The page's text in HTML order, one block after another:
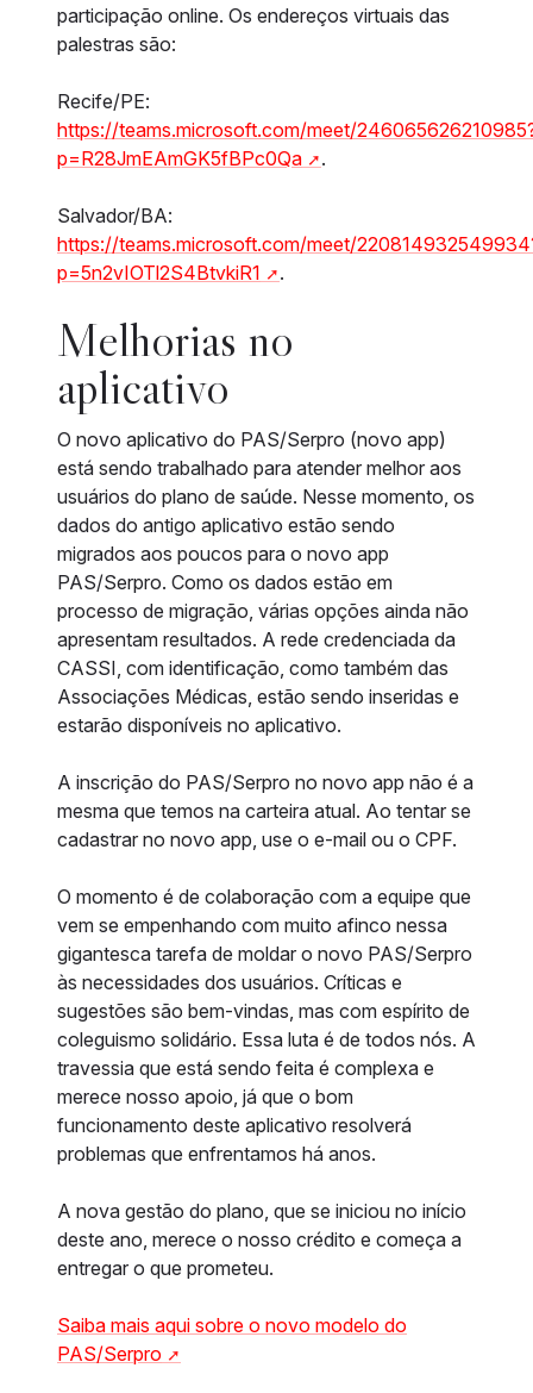
participação online. Os endereços virtuais das
palestras são:
Recife/PE:
https://teams.microsoft.com/meet/
p=R28JmEAmGK5fBPc0Qa
.
Salvador/BA:
https://teams.microsoft.com/meet/
p=5n2vIOTl2S4BtvkiR1
.
Melhorias no
aplicativo
O novo aplicativo do PAS/Serpro (novo app)
está sendo trabalhado para atender melhor aos
usuários do plano de saúde. Nesse momento, os
dados do antigo aplicativo estão sendo
migrados aos poucos para o novo app
PAS/Serpro. Como os dados estão em
processo de migração, várias opções ainda não
apresentam resultados. A rede credenciada da
CASSI, com identificação, como também das
Associações Médicas, estão sendo inseridas e
estarão disponíveis no aplicativo.
A inscrição do PAS/Serpro no novo app não é a
mesma que temos na carteira atual. Ao tentar se
cadastrar no novo app, use o e-mail ou o CPF.
O momento é de colaboração com a equipe que
vem se empenhando com muito afinco nessa
gigantesca tarefa de moldar o novo PAS/Serpro
às necessidades dos usuários. Críticas e
sugestões são bem-vindas, mas com espírito de
coleguismo solidário. Essa luta é de todos nós. A
travessia que está sendo feita é complexa e
merece nosso apoio, já que o bom
funcionamento deste aplicativo resolverá
problemas que enfrentamos há anos.
A nova gestão do plano, que se iniciou no início
deste ano, merece o nosso crédito e começa a
entregar o que prometeu.
Saiba mais aqui sobre o novo modelo do
PAS/Serpro